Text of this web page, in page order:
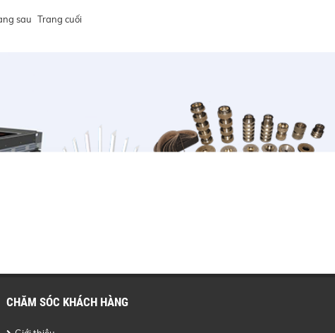
sau Trang cuối
CHĂM SÓC KHÁCH HÀNG